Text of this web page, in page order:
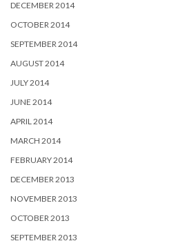
DECEMBER 2014
OCTOBER 2014
SEPTEMBER 2014
AUGUST 2014
JULY 2014
JUNE 2014
APRIL 2014
MARCH 2014
FEBRUARY 2014
DECEMBER 2013
NOVEMBER 2013
OCTOBER 2013
SEPTEMBER 2013